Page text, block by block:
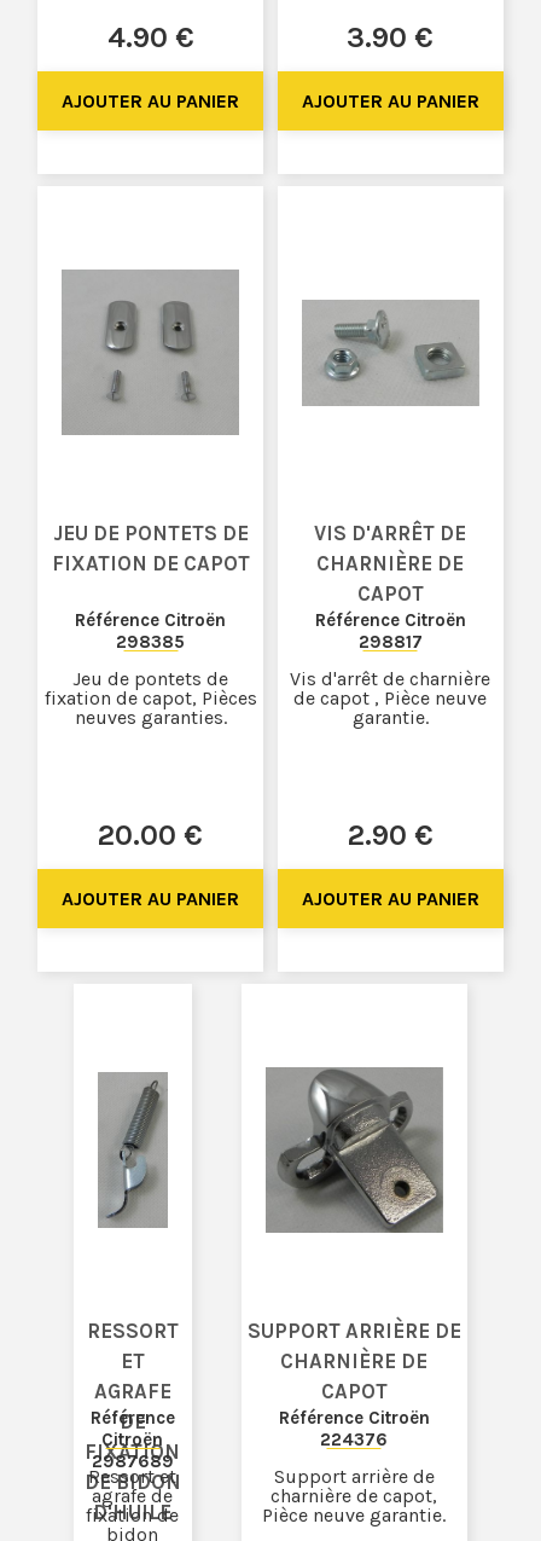
4.90 € 3.90 €
JEU DE PONTETS DE
FIXATION DE CAPOT
Référence Citroën
298385
20.00 €
Jeu de pontets de
fixation de capot, Pièces
neuves garanties.
VIS D'ARRÊT DE
CHARNIÈRE DE
CAPOT
Référence Citroën
298817
2.90 €
Vis d'arrêt de charnière
de capot , Pièce neuve
garantie.
RESSORT
ET
AGRAFE
DE
FIXATION
DE BIDON
D'HUILE
Référence
Citroën
2987689
Ressort et
agrafe de
fixation de
bidon
SUPPORT ARRIÈRE DE
CHARNIÈRE DE
CAPOT
Référence Citroën
224376
Support arrière de
charnière de capot,
Pièce neuve garantie.